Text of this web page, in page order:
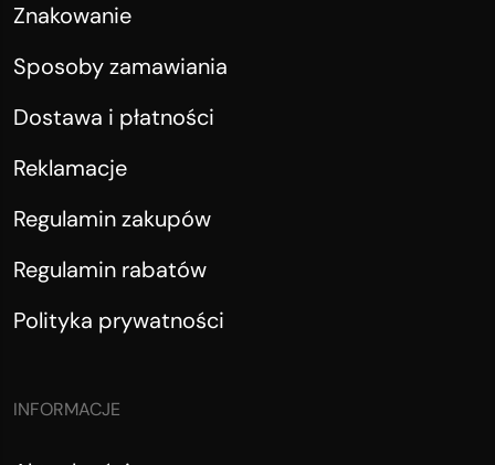
Znakowanie
Sposoby zamawiania
Dostawa i płatności
Reklamacje
Regulamin zakupów
Regulamin rabatów
Polityka prywatności
INFORMACJE